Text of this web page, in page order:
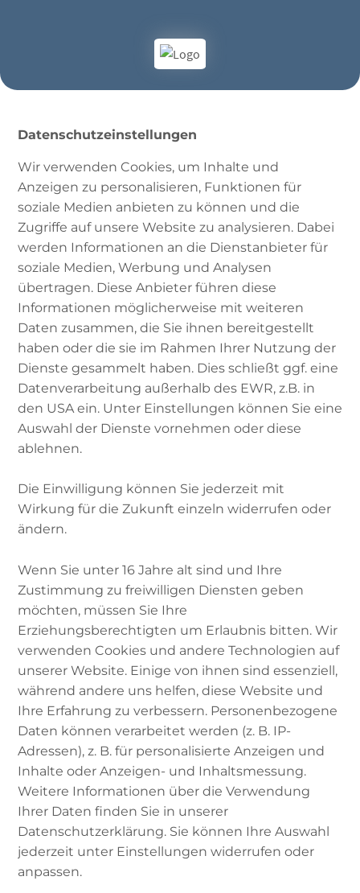
#01 | Corona-
Verschwörungen –
Interview mit Martin
Zabel,
Islamwissenschaftler
verschiedenste Mythen und
Verschwörungstheorien. Teils sind diese leicht
zu widerlegen, andere halten sich hingegen
Martin Zabel, Islamwissenschaftler und Arabist,
beschäftigt sich seit Jahren mit
Verschwörungen besonders im islamistischen
sowie rechten Spektrum.
Im Podcast erzählt er, welche Corona-
Verschwörungen es über und unter
Muslim*innen gibt und wie man sich generell
wappnet, um solchen nicht auf den Leim zu
gehen.
Externer Inhalt:Podigee
Datenschutzeinstellungen
Wir verwenden Cookies, um Inhalte und
Anzeigen zu personalisieren, Funktionen für
soziale Medien anbieten zu können und die
Zugriffe auf unsere Website zu analysieren. Dabei
werden Informationen an die Dienstanbieter für
soziale Medien, Werbung und Analysen
übertragen. Diese Anbieter führen diese
Informationen möglicherweise mit weiteren
Daten zusammen, die Sie ihnen bereitgestellt
haben oder die sie im Rahmen Ihrer Nutzung der
Dienste gesammelt haben. Dies schließt ggf. eine
Datenverarbeitung außerhalb des EWR, z.B. in
den USA ein. Unter Einstellungen können Sie eine
Auswahl der Dienste vornehmen oder diese
ablehnen.
Die Einwilligung können Sie jederzeit mit
Wirkung für die Zukunft einzeln widerrufen oder
ändern.
Wenn Sie unter 16 Jahre alt sind und Ihre
Zustimmung zu freiwilligen Diensten geben
möchten, müssen Sie Ihre
Erziehungsberechtigten um Erlaubnis bitten. Wir
verwenden Cookies und andere Technologien auf
unserer Website. Einige von ihnen sind essenziell,
während andere uns helfen, diese Website und
Ihre Erfahrung zu verbessern. Personenbezogene
Daten können verarbeitet werden (z. B. IP-
Adressen), z. B. für personalisierte Anzeigen und
Inhalte oder Anzeigen- und Inhaltsmessung.
Weitere Informationen über die Verwendung
Ihrer Daten finden Sie in unserer
Datenschutzerklärung. Sie können Ihre Auswahl
jederzeit unter Einstellungen widerrufen oder
anpassen.